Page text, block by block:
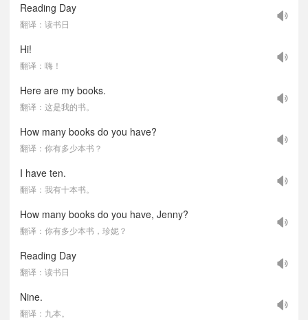
Reading Day
翻译：读书日
Hi!
翻译：嗨！
Here are my books.
翻译：这是我的书。
How many books do you have?
翻译：你有多少本书？
I have ten.
翻译：我有十本书。
How many books do you have, Jenny?
翻译：你有多少本书，珍妮？
Reading Day
翻译：读书日
Nine.
翻译：九本。